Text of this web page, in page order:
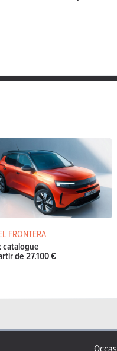
FRONTERA
catalogue
de 27.100 €